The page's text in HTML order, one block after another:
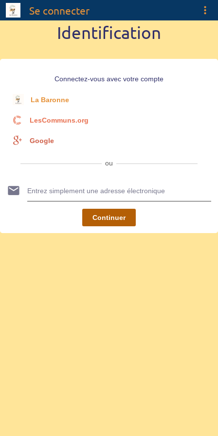
Se connecter
Identification
Connectez-vous avec votre compte
La Baronne
LesCommuns.org
Google
ou
Continuer